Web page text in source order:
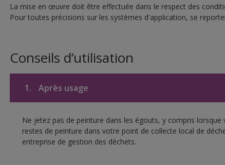
La mise en œuvre doit être effectuée dans le respect des
Pour toutes précisions sur les systèmes d'application, se
Conseils d’utilisation
1. Après usage
Ne jetez pas de peinture dans les égouts, y compris
restes de peinture dans votre point de collecte local de
entreprise de gestion des déchets.